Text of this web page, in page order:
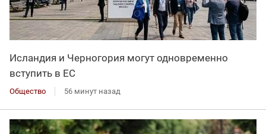
Исландия и Черногория могут одновременно
вступить в ЕС
Общество 56 минут назад